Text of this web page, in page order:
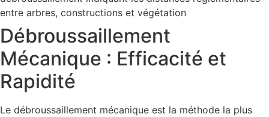
Débroussaillement
Mécanique : Efficacité et
Rapidité
Le débroussaillement mécanique est la méthode la plus